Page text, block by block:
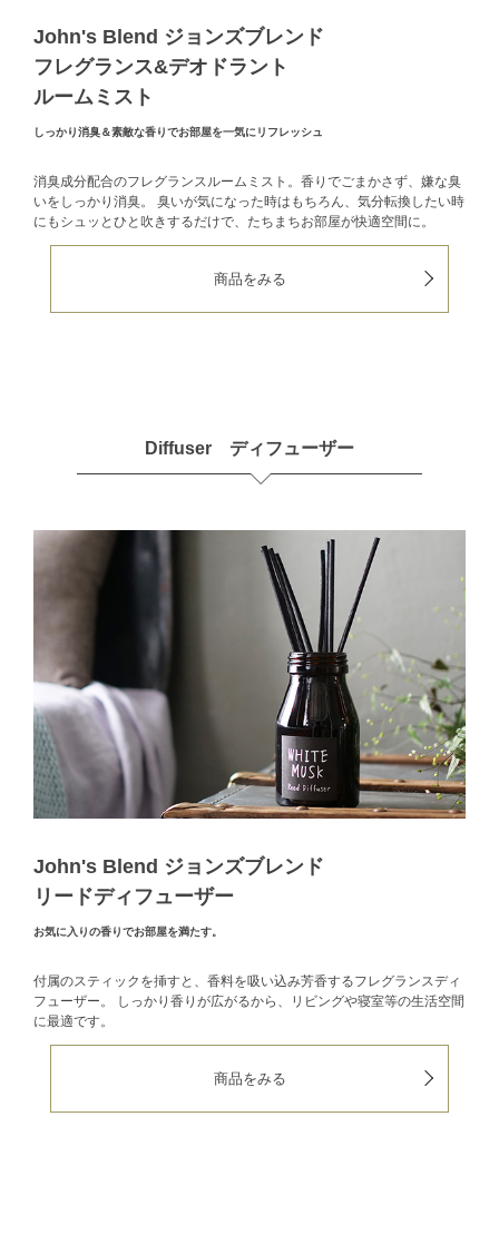
John's Blend ジョンズブレンド
フレグランス&デオドラント
ルームミスト
しっかり消臭＆素敵な香りでお部屋を一気にリフレッシュ
消臭成分配合のフレグランスルームミスト。香りでごまかさず、嫌な臭
いをしっかり消臭。 臭いが気になった時はもちろん、気分転換したい時
にもシュッとひと吹きするだけで、たちまちお部屋が快適空間に。
商品をみる
Diffuser ディフューザー
John's Blend ジョンズブレンド
リードディフューザー
お気に入りの香りでお部屋を満たす。
付属のスティックを挿すと、香料を吸い込み芳香するフレグランスディ
フューザー。
しっかり香りが広がるから、リビングや寝室等の生活空間
に最適です。
商品をみる